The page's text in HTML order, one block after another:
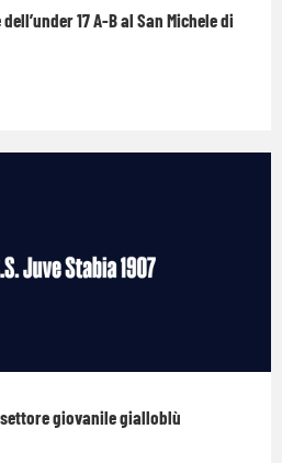
17 A-B al San Michele di
giovanile gialloblù